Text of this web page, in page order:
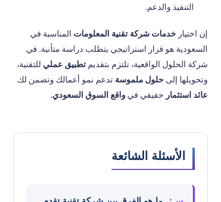
التنفيذ والدعم.
إن اختيار خدمات شركة تقنية المعلومات المناسبة في
السعودية هو قرار استراتيجي يتطلب دراسة متأنية. في
شركة الحلول الواقعية، نلتزم بتقديم تطبيق عملي للتقنية،
وتحويلها إلى حلول ملموسة تدعم نمو أعمالك وتضمن لك
عائد استثمار حقيقي في واقع السوق السعودي.
الأسئلة الشائعة